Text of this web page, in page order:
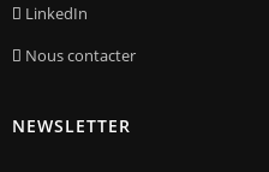
LinkedIn
Nous contacter
NEWSLETTER